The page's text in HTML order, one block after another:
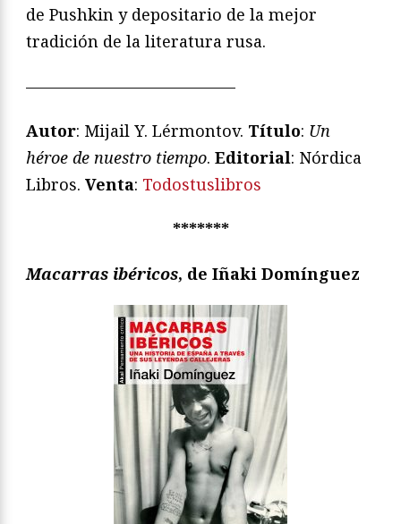
de Pushkin y depositario de la mejor
tradición de la literatura rusa.
—————————————
Autor: Mijail Y. Lérmontov. Título: Un
héroe de nuestro tiempo. Editorial: Nórdica
Libros. Venta: Todostuslibros
*******
Macarras ibéricos, de Iñaki Domínguez